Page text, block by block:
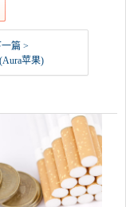
一篇 >
苹果)